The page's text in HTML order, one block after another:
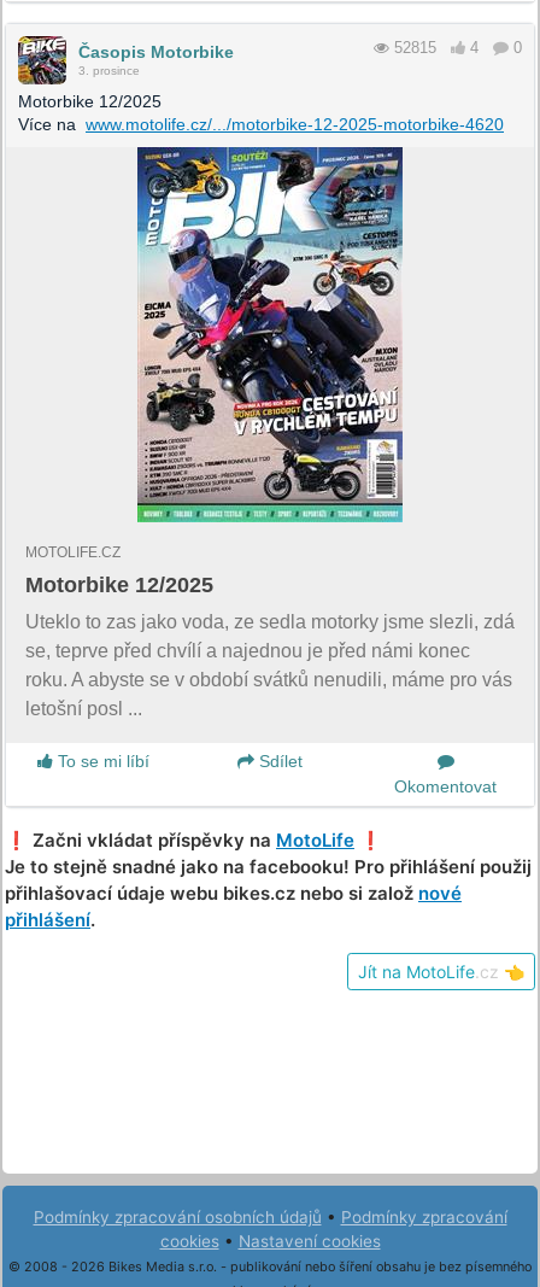
Časopis Motorbike
3. prosince
52815 4 0
Motorbike 12/2025
Více na www.motolife.cz/.../motorbike-12-2025-motorbike-4620
MOTOLIFE.CZ
Motorbike 12/2025
Uteklo to zas jako voda, ze sedla motorky jsme slezli, zdá
se, teprve před chvílí a najednou je před námi konec
roku. A abyste se v období svátků nenudili, máme pro vás
letošní posl ...
To se mi líbí
Sdílet
Okomentovat
❗️ Začni vkládat příspěvky na MotoLife ❗️
Je to stejně snadné jako na facebooku! Pro přihlášení použij
přihlašovací údaje webu bikes.cz nebo si založ nové
přihlášení.
Jít na MotoLife .cz 👈
Podmínky zpracování osobních údajů • Podmínky zpracování
cookies• Nastavení cookies
© 2008 - 2026 Bikes Media s.r.o. - publikování nebo šíření obsahu je bez písemného